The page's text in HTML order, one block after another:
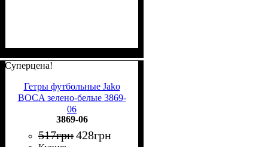
Суперцена!
Гетры футбольные Jako
BOCA зелено-белые 3869-
06
3869-06
517грн428грн